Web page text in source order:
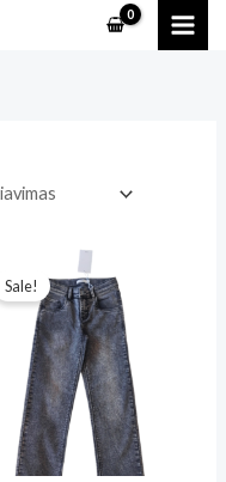
Sale!
price
was:
Current
price
is:
€8.